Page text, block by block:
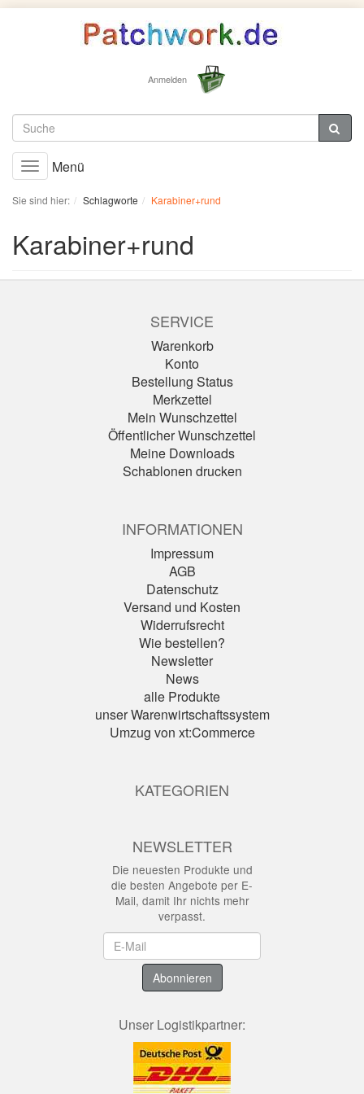
Anmelden
Toggle
navigation
Menü
Sie sind hier: Schlagworte Karabiner+rund
Karabiner+rund
SERVICE
Warenkorb
Konto
Bestellung Status
Merkzettel
Mein Wunschzettel
Öffentlicher Wunschzettel
Meine Downloads
Schablonen drucken
INFORMATIONEN
Impressum
AGB
Datenschutz
Versand und Kosten
Widerrufsrecht
Wie bestellen?
Newsletter
News
alle Produkte
unser Warenwirtschaftssystem
Umzug von xt:Commerce
KATEGORIEN
NEWSLETTER
Die neuesten Produkte und
die besten Angebote per E-
Mail, damit Ihr nichts mehr
verpasst.
Abonnieren
Unser Logistikpartner: